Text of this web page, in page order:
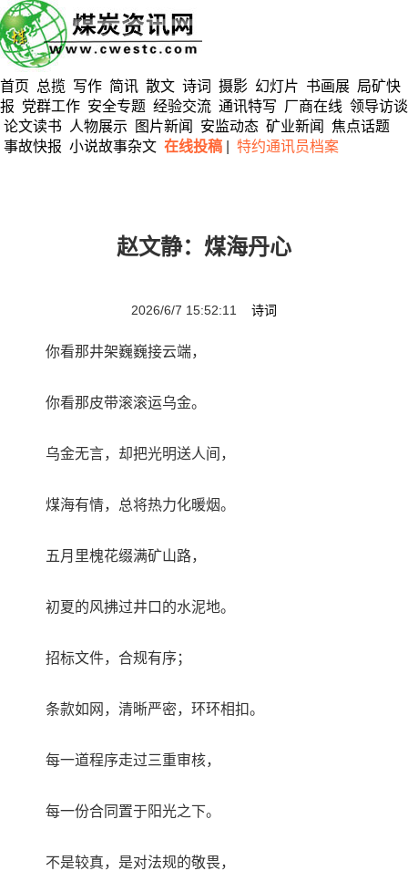
首页 总揽 写作 简讯 散文 诗词 摄影 幻灯片 书画展 局矿快
报 党群工作 安全专题 经验交流 通讯特写 厂商在线 领导访谈
论文读书
人物展示 图片新闻 安监动态 矿业新闻
焦点话题
事故快报 小说故事杂文 在线投稿 特约通讯员档案
赵文静：煤海丹心
2026/6/7 15:52:11 诗词
你看那井架巍巍接云端，
你看那皮带滚滚运乌金。
乌金无言，却把光明送人间，
煤海有情，总将热力化暖烟。
五月里槐花缀满矿山路，
初夏的风拂过井口的水泥地。
招标文件，合规有序；
条款如网，清晰严密，环环相扣。
每一道程序走过三重审核，
每一份合同置于阳光之下。
不是较真，是对法规的敬畏，